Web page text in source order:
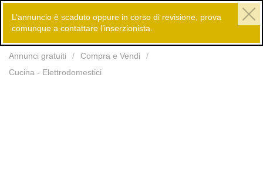
Annunci gratuiti
Compra e Vendi
Cucina - Elettrodomestici
L’annuncio è scaduto oppure in corso di revisione, prova
comunque a contattare l’inserzionista.